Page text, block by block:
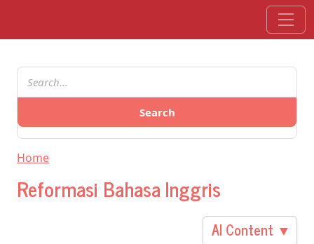
Search
Home
Reformasi Bahasa Inggris
AI Content ▼